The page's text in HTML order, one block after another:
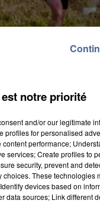
notre priorité
and/or our legitimate
profiles for personalised
performance;
services; Create profiles to
security, prevent and
These technologies
devices based on
data sources; Link different